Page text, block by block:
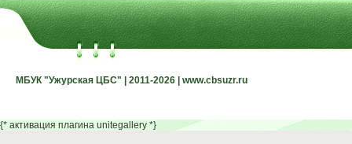
МБУК "Ужурская ЦБС" | 2011-2026 | www.cbsuzr.ru
МБУК "Ужурская ЦБС" | 2011-2026 | www.cbsuzr.ru
{* активация плагина unitegallery *}